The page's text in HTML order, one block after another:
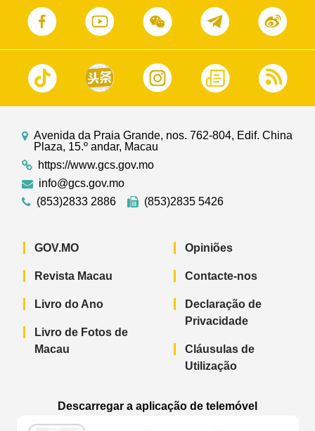
Avenida da Praia Grande, nos. 762-804, Edif. China
Plaza, 15.º andar, Macau
https://www.gcs.gov.mo
info@gcs.gov.mo
(853)2833 2886
(853)2835 5426
GOV.MO
Revista Macau
Livro do Ano
Livro de Fotos de
Macau
Opiniões
Contacte-nos
Declaração de
Privacidade
Cláusulas de
Utilização
Descarregar a aplicação de telemóvel